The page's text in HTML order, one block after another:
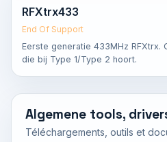
RFXtrx433
End Of Support
Eerste generatie 433MHz RFXtrx.
die bij Type 1/Type 2 hoort.
Algemene tools,
Téléchargements, outils et